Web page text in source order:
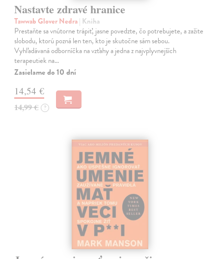
Nastavte zdravé hranice
Tawwab Glover Nedra| Kniha
Prestaňte sa vnútorne trápiť, jasne povedzte, čo potrebujete, a zažite
slobodu, ktorú pozná len ten, kto je skutočne sám sebou.
Vyhľadávaná odborníčka na vzťahy a jedna z najvplyvnejších
terapeutiek na…
Zasielame do 10 dní
14,54 €
14,99 € ?